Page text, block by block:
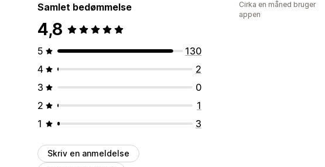
Samlet bedømmelse
4,8
5
130
4
2
3
0
2
1
1
3
Skriv en anmeldelse
Cirka en måned bruger
appen